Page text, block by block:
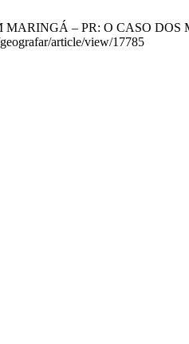
– PR: O CASO DOS
article/view/17785